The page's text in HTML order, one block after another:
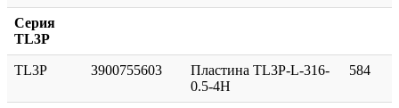
Серия
TL3P
TL3P 3900755603
Пластина TL3P-L-316-
0.5-4H
584